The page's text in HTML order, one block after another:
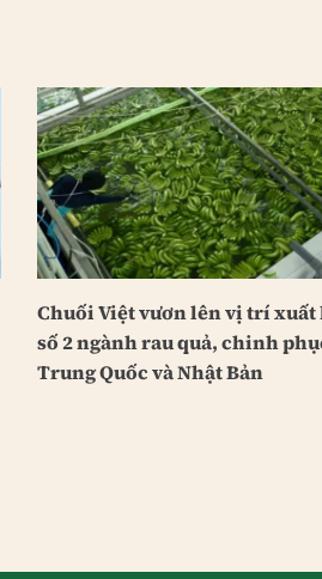
Chuối Việt vươn lên vị trí xuất
số 2 ngành rau quả, chinh
Trung Quốc và Nhật Bản